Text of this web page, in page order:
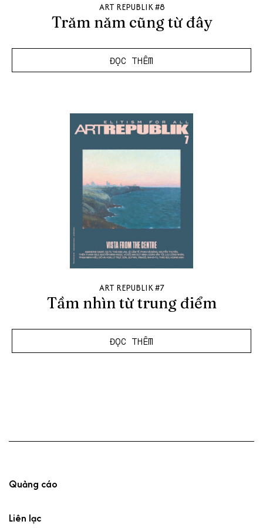
ART REPUBLIK #8
Trăm năm cũng từ đây
ĐỌC THÊM
ART REPUBLIK #7
Tầm nhìn từ trung điểm
ĐỌC THÊM
Quảng cáo
Liên lạc